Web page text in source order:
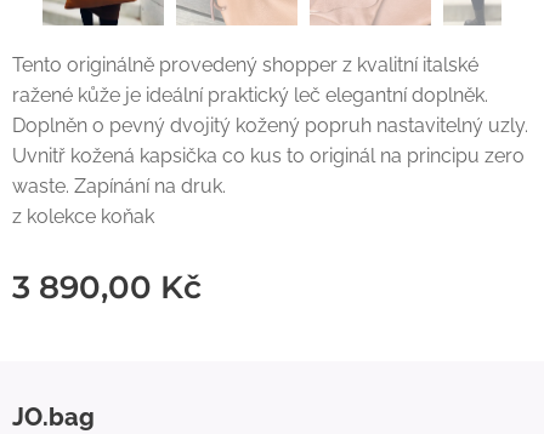
Tento originálně provedený shopper z kvalitní italské
ražené kůže je ideální praktický leč elegantní doplněk.
Doplněn o pevný dvojitý kožený popruh nastavitelný uzly.
Uvnitř kožená kapsička co kus to originál na principu zero
waste. Zapínání na druk.
z kolekce koňak
3 890,00 Kč
JO.bag